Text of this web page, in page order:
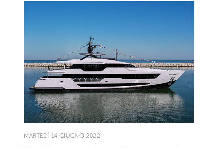
MARTEDÌ 14 GIUGNO 2022